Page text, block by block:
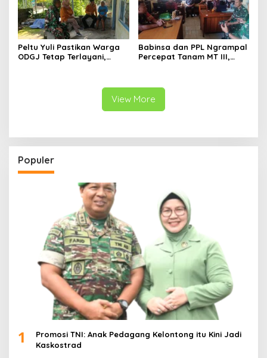
Peltu Yuli Pastikan Warga
ODGJ Tetap Terlayani,
Babinsa dan PPL Ngrampal
Percepat Tanam MT III,
View More
Populer
1
Promosi TNI: Anak Pedagang Kelontong itu Kini Jadi
Kaskostrad